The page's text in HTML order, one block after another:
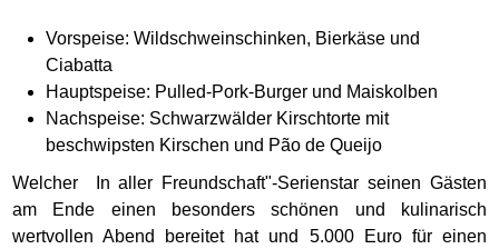
Vorspeise: Wildschweinschinken, Bierkäse und
Ciabatta
Hauptspeise: Pulled-Pork-Burger und Maiskolben
Nachspeise: Schwarzwälder Kirschtorte mit
beschwipsten Kirschen und Pão de Queijo
Welcher In aller Freundschaft"-Serienstar seinen Gästen
am Ende einen besonders schönen und kulinarisch
wertvollen Abend bereitet hat und 5.000 Euro für einen